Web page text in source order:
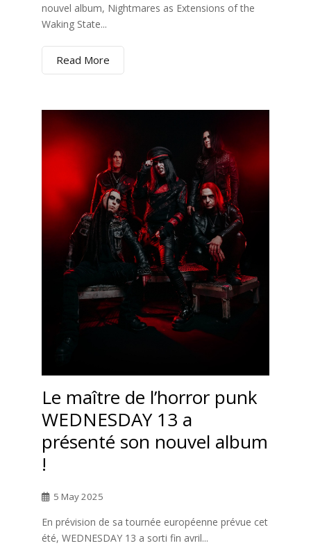
nouvel album, Nightmares as Extensions of the
Waking State...
Read More
Le maître de l’horror punk
WEDNESDAY 13 a
présenté son nouvel album
!
5 May 2025
En prévision de sa tournée européenne prévue cet
été, WEDNESDAY 13 a sorti fin avril...